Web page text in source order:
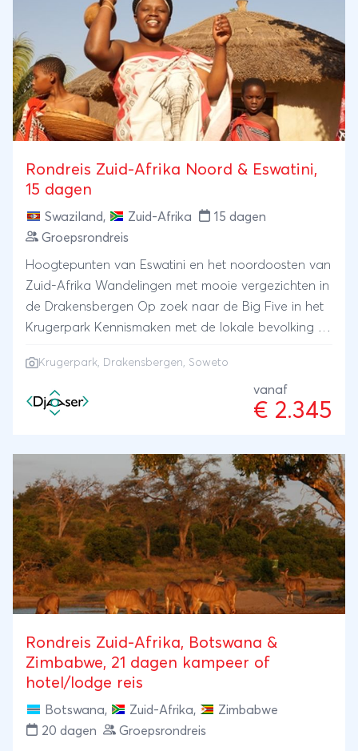
Rondreis Zuid-Afrika Noord & Eswatini,
15 dagen
Swaziland, Zuid-Afrika
15 dagen
Groepsrondreis
Hoogtepunten van Eswatini en het noordoosten van
Zuid-Afrika Wandelingen met mooie vergezichten in
de Drakensbergen Op zoek naar de Big Five in het
Krugerpark Kennismaken met de lokale bevolking in
Krugerpark, Drakensbergen, Soweto
vanaf
€ 2.345
Rondreis Zuid-Afrika, Botswana &
Zimbabwe, 21 dagen kampeer of
hotel/lodge reis
Botswana, Zuid-Afrika,
Zimbabwe
20 dagen
Groepsrondreis